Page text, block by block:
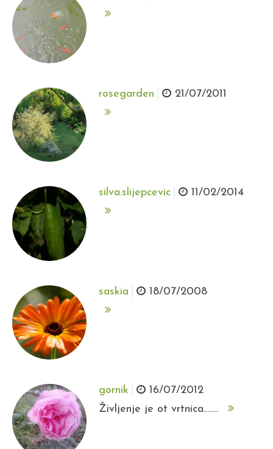
rosegarden 21/07/2011
silva.slijepcevic 11/02/2014
saskia 18/07/2008
gornik
16/07/2012
Življenje je ot vrtnica........